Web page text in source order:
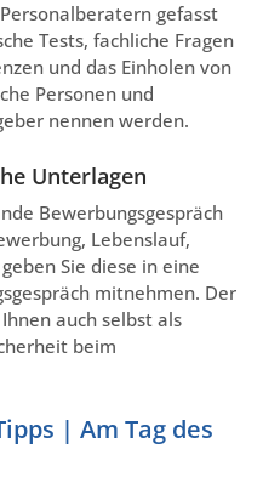
gefasst
Tests, fachliche Fragen
und das Einholen von
Personen und
nennen werden.
Unterlagen
Bewerbungsgespräch
Lebenslauf,
Sie diese in eine
mitnehmen. Der
auch selbst als
beim
| Am Tag des